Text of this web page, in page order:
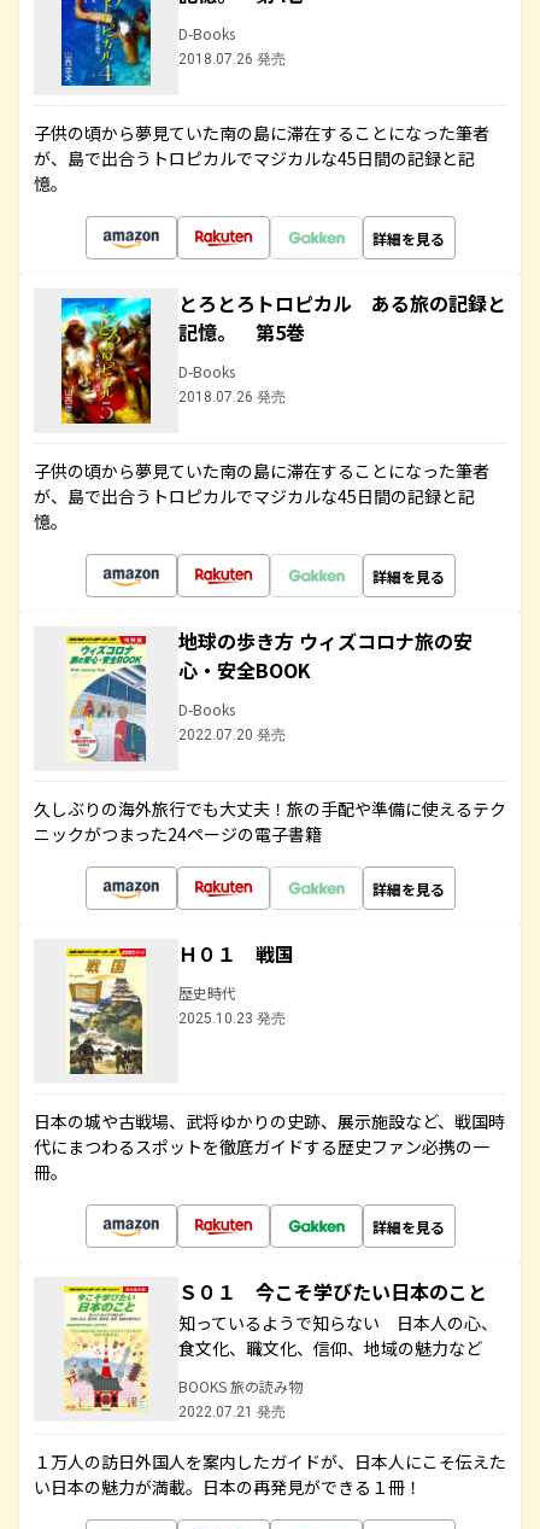
D-Books
2018.07.26 発売
子供の頃から夢見ていた南の島に滞在することになった筆者
が、島で出合うトロピカルでマジカルな45日間の記録と記
憶。
詳細を見る
とろとろトロピカル ある旅の記録と
記憶。 第5巻
D-Books
2018.07.26 発売
子供の頃から夢見ていた南の島に滞在することになった筆者
が、島で出合うトロピカルでマジカルな45日間の記録と記
憶。
詳細を見る
地球の歩き方 ウィズコロナ旅の安
心・安全BOOK
D-Books
2022.07.20 発売
久しぶりの海外旅行でも大丈夫！旅の手配や準備に使えるテク
ニックがつまった24ページの電子書籍
詳細を見る
Ｈ０１ 戦国
歴史時代
2025.10.23 発売
日本の城や古戦場、武将ゆかりの史跡、展示施設など、戦国時
代にまつわるスポットを徹底ガイドする歴史ファン必携の一
冊。
詳細を見る
Ｓ０１ 今こそ学びたい日本のこと
知っているようで知らない 日本人の心、
食文化、職文化、信仰、地域の魅力など
BOOKS 旅の読み物
2022.07.21 発売
１万人の訪日外国人を案内したガイドが、日本人にこそ伝えた
い日本の魅力が満載。日本の再発見ができる１冊！